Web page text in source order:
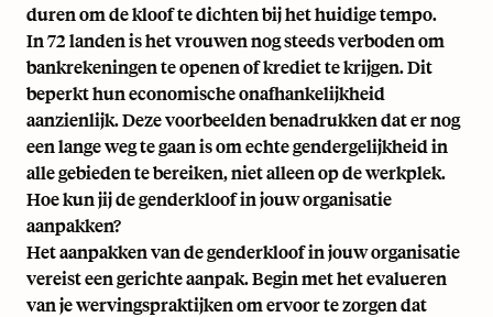
duren om de kloof te dichten bij het huidige tempo.
In 72 landen is het vrouwen nog steeds verboden om
bankrekeningen te openen of krediet te krijgen. Dit
beperkt hun economische onafhankelijkheid
aanzienlijk. Deze voorbeelden benadrukken dat er nog
een lange weg te gaan is om echte gendergelijkheid in
alle gebieden te bereiken, niet alleen op de werkplek.
Hoe kun jij de genderkloof in jouw organisatie
aanpakken?
Het aanpakken van de genderkloof in jouw organisatie
vereist een gerichte aanpak. Begin met het evalueren
van je wervingspraktijken om ervoor te zorgen dat